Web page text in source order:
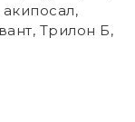
Трилон Б,